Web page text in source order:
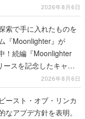
2026年8月6日
索で手に入れたものを
『Moonlighter』が
！続編『Moonlighter
スを記念したキャン
2026年8月6日
ースト・オブ・リンカ
なアプデ方針を表明。